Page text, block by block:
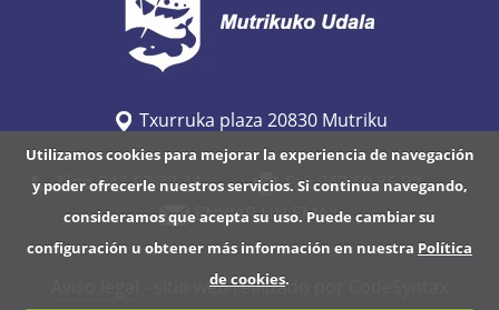
Utilizamos cookies para mejorar la experiencia de navegación
y poder ofrecerle nuestros servicios. Si continua navegando,
consideramos que acepta su uso. Puede cambiar su
configuración u obtener más información en nuestra Política
de cookies.
Txurruka plaza 20830 Mutriku
Tfno 943 60 32 44
Fax 943 60 36 92
ENVIAR UN EMAIL
- sitio web realizado por CodeSyntax